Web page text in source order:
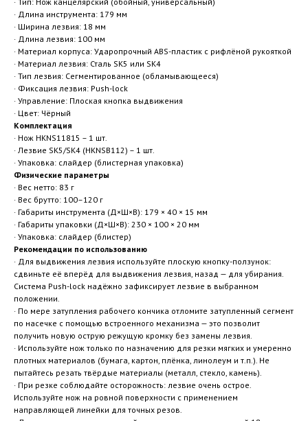
· Длина инструмента: 179 мм
· Ширина лезвия: 18 мм
· Длина лезвия: 100 мм
· Материал корпуса: Ударопрочный ABS-пластик с рифлёной рукояткой
· Материал лезвия: Сталь SK5 или SK4
· Тип лезвия: Сегментированное (обламывающееся)
· Фиксация лезвия: Push-lock
· Управление: Плоская кнопка выдвижения
· Цвет: Чёрный
Комплектация
· Нож HKNS11815 – 1 шт.
· Лезвие SK5/SK4 (HKNSB112) – 1 шт.
· Упаковка: слайдер (блистерная упаковка)
Физические параметры
· Вес нетто: 83 г
· Вес брутто: 100–120 г
· Габариты инструмента (Д×Ш×В): 179 × 40 × 15 мм
· Габариты упаковки (Д×Ш×В): 230 × 100 × 20 мм
· Упаковка: слайдер (блистер)
Рекомендации по использованию
· Для выдвижения лезвия используйте плоскую кнопку-ползунок:
сдвиньте её вперёд для выдвижения лезвия, назад — для убирания.
Система Push-lock надёжно зафиксирует лезвие в выбранном
положении.
· По мере затупления рабочего кончика отломите затупленный сегмент
по насечке с помощью встроенного механизма — это позволит
получить новую острую режущую кромку без замены лезвия.
· Используйте нож только по назначению для резки мягких и умеренно
плотных материалов (бумага, картон, плёнка, линолеум и т.п.). Не
пытайтесь резать твёрдые материалы (металл, стекло, камень).
· При резке соблюдайте осторожность: лезвие очень острое.
Используйте нож на ровной поверхности с применением
направляющей линейки для точных резов.